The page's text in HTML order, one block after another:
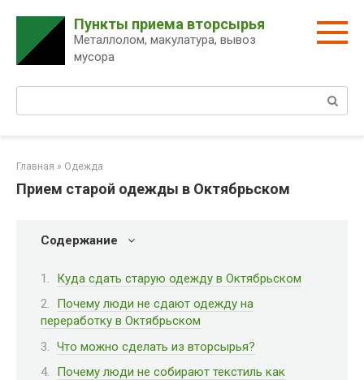
контенту
Пункты приема вторсырья
Металлолом, макулатура, вывоз
мусора
Главная » Одежда
Прием старой одежды в Октябрьском
Содержание
Куда сдать старую одежду в Октябрьском
Почему люди не сдают одежду на
переработку в Октябрьском
Что можно сделать из вторсырья?
Почему люди не собирают текстиль как